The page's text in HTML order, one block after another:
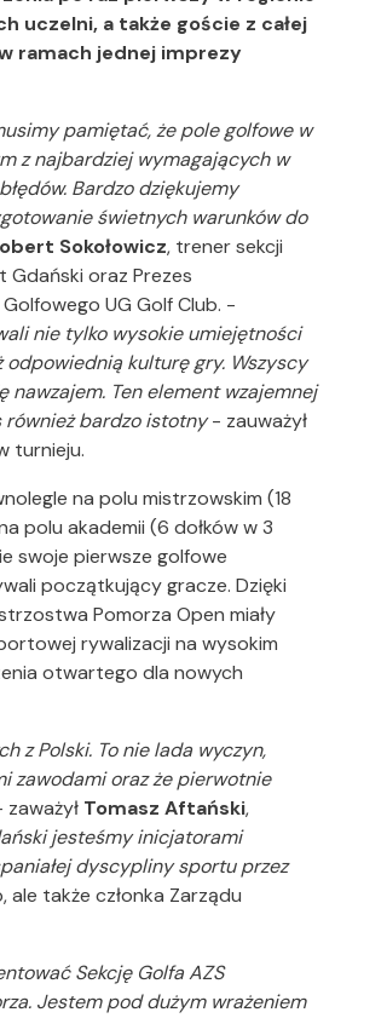
uczelni, a także goście z całej
ramach jednej imprezy
pamiętać, że pole golfowe w
z najbardziej wymagających w
Bardzo dziękujemy
świetnych warunków do
Sokołowicz, trener sekcji
Gdański oraz Prezes
UG Golf Club. -
nie tylko wysokie umiejętności
odpowiednią kulturę gry. Wszyscy
nawzajem. Ten element wzajemnej
bardzo istotny- zauważył
turnieju.
na polu mistrzowskim (18
polu akademii (6 dołków w 3
swoje pierwsze golfowe
początkujący gracze. Dzięki
Pomorza Open miały
rywalizacji na wysokim
otwartego dla nowych
z Polski. To nie lada wyczyn,
zawodami oraz że pierwotnie
Tomasz Aftański,
jesteśmy inicjatorami
dyscypliny sportu przez
także członka Zarządu
Sekcję Golfa AZS
Jestem pod dużym wrażeniem